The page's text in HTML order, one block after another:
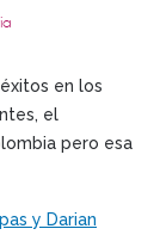
en los
el
pero esa
y Darian